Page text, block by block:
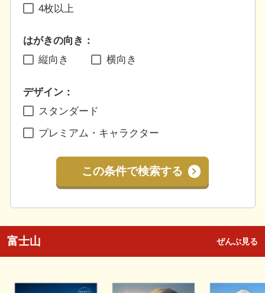
4枚以上
はがきの向き：
縦向き
横向き
デザイン：
スタンダード
プレミアム・キャラクター
この条件で検索する
富士山 ぜんぶ見る